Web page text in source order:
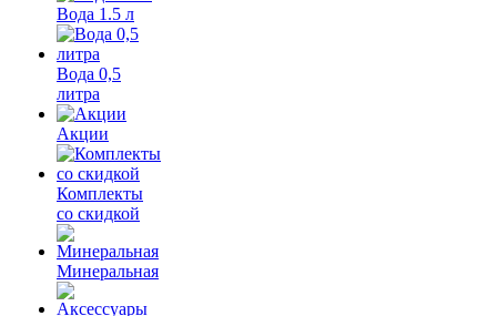
Вода 1.5 л
Вода 0,5
литра
Акции
Комплекты
со скидкой
Минеральная